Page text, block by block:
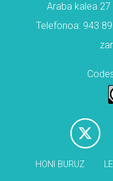
Araba kalea
Telefonoa: 943
HONI BURUZ